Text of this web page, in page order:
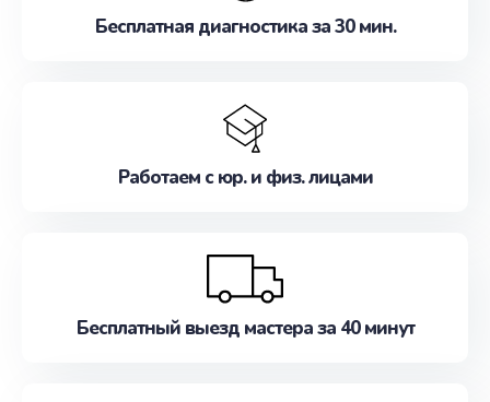
Бесплатная диагностика за 30 мин.
Работаем с юр. и физ. лицами
Бесплатный выезд мастера за 40 минут